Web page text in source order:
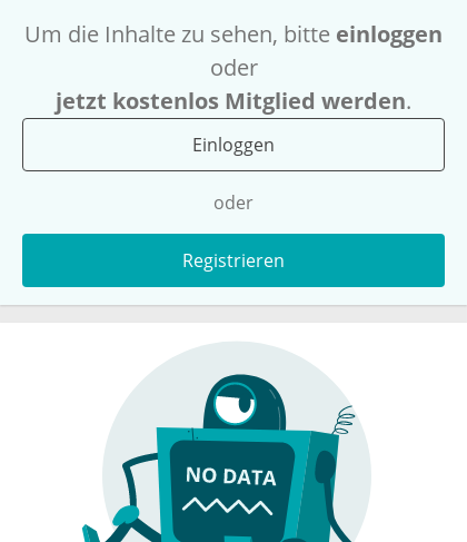
Um die Inhalte zu sehen, bitte einloggen
oder
jetzt kostenlos Mitglied werden.
Einloggen
oder
Registrieren